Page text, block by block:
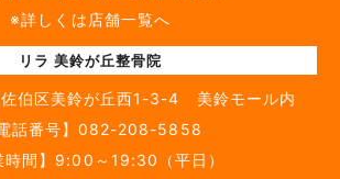
※詳しくは店舗一覧へ
リラ 美鈴が丘整骨院
伯区美鈴が丘西1-3-4 美鈴モール内
話番号】 082-208-5858
時間】9:00～19:30（平日）